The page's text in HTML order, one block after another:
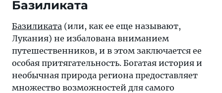
Базиликата
Базиликата (или, как ее еще называют,
Лукания) не избалована вниманием
путешественников, и в этом заключается ее
особая притягательность. Богатая история и
необычная природа региона предоставляет
множество возможностей для самого